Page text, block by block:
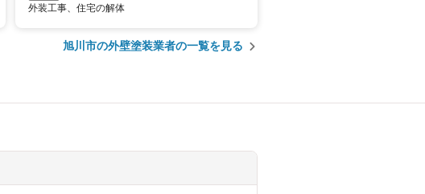
外装工事、住宅の解体
旭川市の外壁塗装業者の一覧を見る